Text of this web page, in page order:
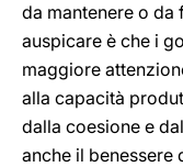
da mantenere o da
auspicare è che i
maggiore
alla capacità
dalla coesione e
anche il benessere